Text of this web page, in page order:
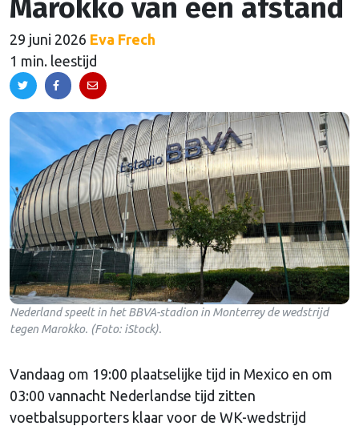
Marokko van een afstand
29 juni 2026 Eva Frech
1 min. leestijd
Nederland speelt in het BBVA-stadion in Monterrey de wedstrijd
tegen Marokko. (Foto: iStock).
Vandaag om 19:00 plaatselijke tijd in Mexico en om
03:00 vannacht Nederlandse tijd zitten
voetbalsupporters klaar voor de WK-wedstrijd